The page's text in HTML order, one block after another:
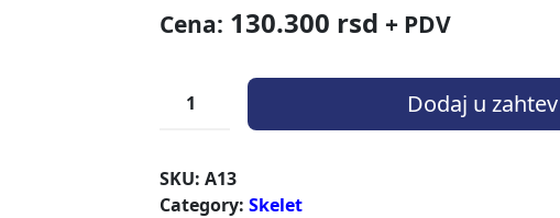
Cena: 130.300 rsd + PDV
Dodaj u zahtev
SKU: A13
Category: Skelet